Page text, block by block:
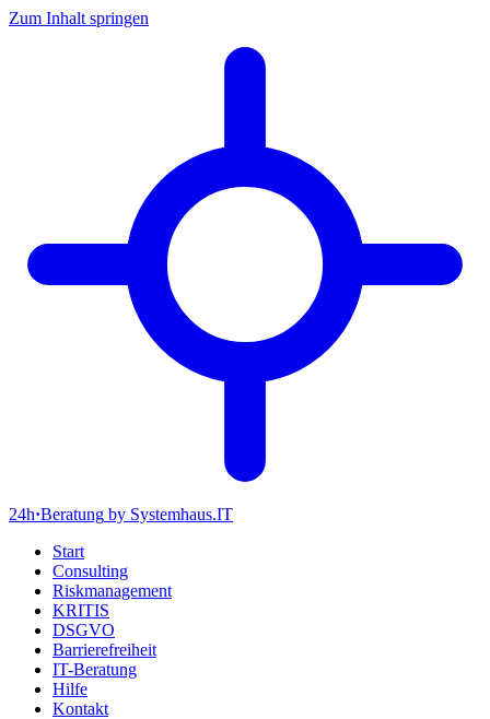
Zum Inhalt springen
24h·Beratung by Systemhaus.IT
Start
Consulting
Riskmanagement
KRITIS
DSGVO
Barrierefreiheit
IT-Beratung
Hilfe
Kontakt